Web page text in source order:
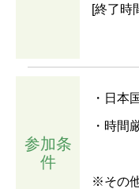
[終了時
参加条
件
・日本
・時間
※その